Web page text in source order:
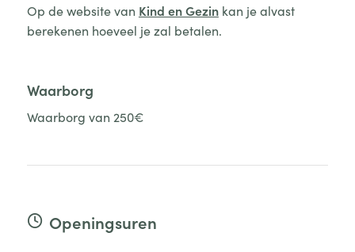
Op de website van Kind en Gezinkan je alvast
berekenen hoeveel je zal betalen.
Waarborg
Waarborg van 250€
Openingsuren